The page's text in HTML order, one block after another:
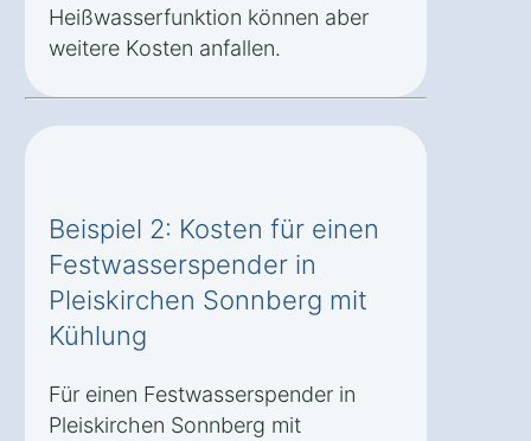
Heißwasserfunktion können aber
weitere Kosten anfallen.
Beispiel 2: Kosten für einen
Festwasserspender in
Pleiskirchen Sonnberg mit
Kühlung
Für einen Festwasserspender in
Pleiskirchen Sonnberg mit